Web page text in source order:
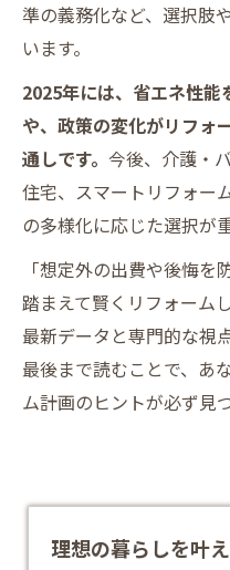
準の義務化など、選択肢
います。
2025年には、省エネ性
や、政策の変化がリフォ
通しです。 今後、介護・
住宅、スマートリフォー
の多様化に応じた選択が
「想定外の出費や後悔
踏まえて賢くリフォーム
最新データと専門的な視
最後まで読むことで、あ
ム計画のヒントが必ず見
理想の暮らしを叶